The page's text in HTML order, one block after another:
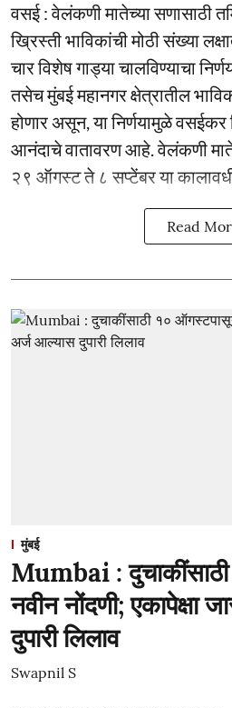
वसई : वेलंकणी मातेच्या सणासाठी
ख्रिस्ती भाविकांची मोठी संख्या
चार विशेष गाड्या चालविण्याचा
तसेच मुंबई महानगर क्षेत्रातील
होणार असून, या निर्णयामुळे वसईकर
आनंदाचे वातावरण आहे. वेलंकणी
२९ ऑगस्ट ते ८ सप्टेंबर या
Read
मुंबई
Mumbai :
नवीन नोंदणी; एकापेक्षा
दुपारी लिलाव
Swapnil S